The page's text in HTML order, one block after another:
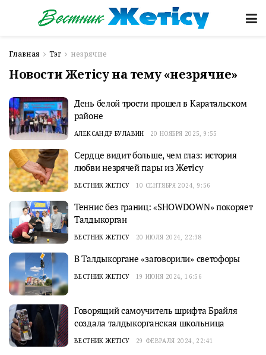
Главная Тэг незрячие
Новости Жетісу на тему «незрячие»
День белой трости прошел в Каратальском
районе
АЛЕКСАНДР БУЛАВИН 20 НОЯБРЯ 2025, 9:55
Сердце видит больше, чем глаз: история
любви незрячей пары из Жетісу
ВЕСТНИК ЖЕТІСУ 10 СЕНТЯБРЯ 2024, 9:56
Теннис без границ: «SHOWDOWN» покоряет
Талдыкорган
ВЕСТНИК ЖЕТІСУ 20 ИЮЛЯ 2024, 22:38
В Талдыкоргане «заговорили» светофоры
ВЕСТНИК ЖЕТІСУ 19 ИЮНЯ 2024, 16:56
Говорящий самоучитель шрифта Брайля
создала талдыкорганская школьница
ВЕСТНИК ЖЕТІСУ 29 ФЕВРАЛЯ 2024, 22:41